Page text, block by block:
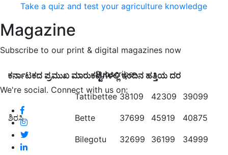
Take a quiz and test your agriculture knowledge
Magazine
Subscribe to our print & digital magazines now
Subscribe
We're social. Connect with us on:
ಕರ್ನಾಟಕದ ಪ್ರಮುಖ ಮಾರುಕಟ್ಟೆಗಳಲ್ಲಿ ಇಂದಿನ ಹತ್ತಿಯ ದರ
Tattibettee 38109 42309 39099
ಶಿರಸಿ Bette 37699 45919 40875
Bilegotu 32699 36199 34999